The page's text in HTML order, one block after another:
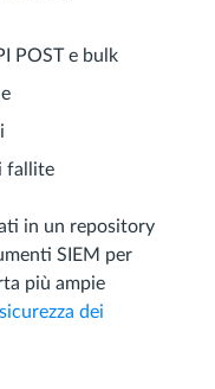
POST e bulk
fallite
in un repository
SIEM per
più ampie
sicurezza dei